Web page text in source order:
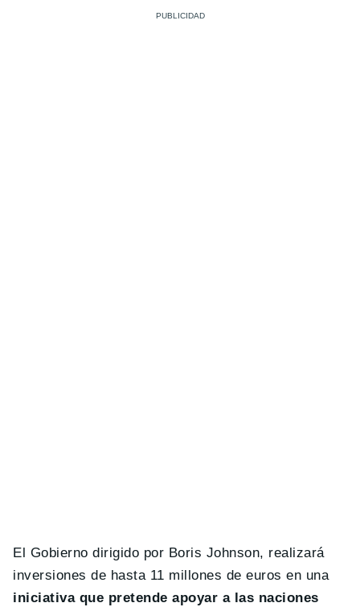
El Gobierno dirigido por Boris Johnson, realizará
inversiones de hasta 11 millones de euros en una
iniciativa que pretende apoyar a las naciones